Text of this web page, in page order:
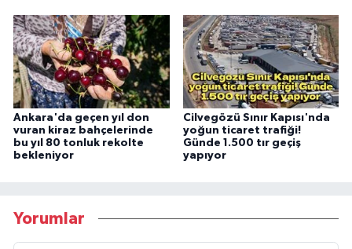
Ankara'da geçen yıl don
vuran kiraz bahçelerinde
bu yıl 80 tonluk rekolte
bekleniyor
Cilvegözü Sınır Kapısı'nda
yoğun ticaret trafiği!
Günde 1.500 tır geçiş
yapıyor
Yorumlar